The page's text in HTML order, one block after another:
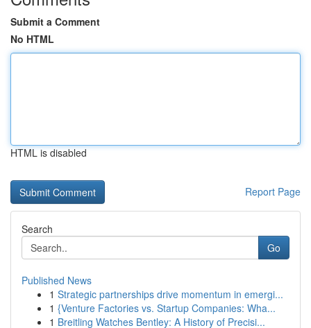
Submit a Comment
No HTML
HTML is disabled
Report Page
Search
Go
Published News
1 Strategic partnerships drive momentum in emergi...
1 {Venture Factories vs. Startup Companies: Wha...
1 Breitling Watches Bentley: A History of Precisi...